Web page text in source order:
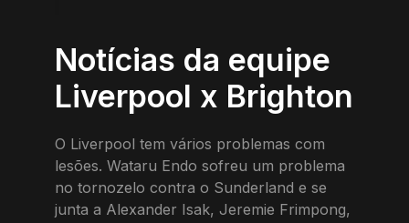
Notícias da equipe
Liverpool x Brighton
O Liverpool tem vários problemas com
lesões. Wataru Endo sofreu um problema
no tornozelo contra o Sunderland e se
junta a Alexander Isak, Jeremie Frimpong,